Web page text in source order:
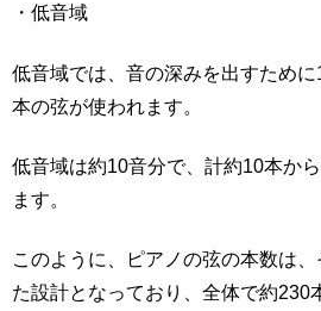
・低音域
低音域では、音の深みを出すため
本の弦が使われます。
低音域は約10音分で、計約10本か
ます。
このように、ピアノの弦の本数は
た設計となっており、全体で約230